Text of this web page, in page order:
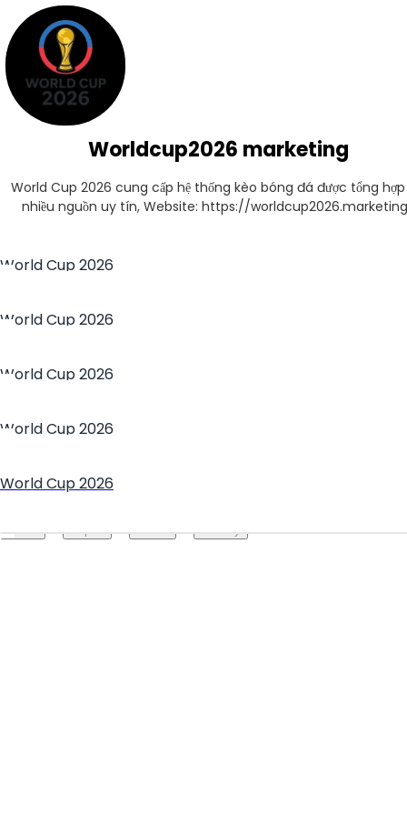
Worldcup2026 marketing
World Cup 2026 cung cấp hệ thống kèo bóng đá được tổng
nhiều nguồn uy tín, Website: https://
World Cup 2026
World Cup 2026
World Cup 2026
World Cup 2026
World Cup 2026
About · Report · Terms · Privacy